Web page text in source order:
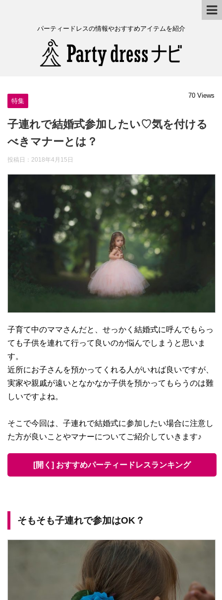
パーティードレスの情報やおすすめアイテムを紹介
特集
70 Views
子連れで結婚式参加したい♡気を付ける
べきマナーとは？
投稿日： 2018年4月15日
子育て中のママさんだと、せっかく結婚式に呼んでもらっ
ても子供を連れて行って良いのか悩んでしまうと思いま
す。
近所にお子さんを預かってくれる人がいれば良いですが、
実家や親戚が遠いとなかなか子供を預かってもらうのは難
しいですよね。
そこで今回は、子連れで結婚式に参加したい場合に注意し
た方が良いことやマナーについてご紹介していきます♪
[開く] おすすめパーティードレスランキング
そもそも子連れで参加はOK？